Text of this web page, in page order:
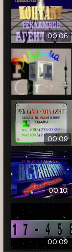
00:06
00:09
00:10
00:09